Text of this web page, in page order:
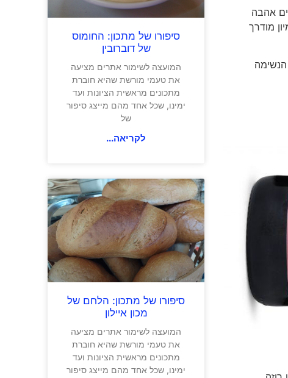
אהבה
מודרך
הנשימה
סיפורו של מתכון: החומוס
של דוברובין
המועצה לשימור אתרים מציעה
את טעמי מורשת שהיא חוברת
מתכונים מראשית הציונות ועד
ימינו, שכל אחד מהם מייצג סיפור
של
לקריאה...
סיפורו של מתכון: הלחם של
מכון איילון
המועצה לשימור אתרים מציעה
את טעמי מורשת שהיא חוברת
מתכונים מראשית הציונות ועד
ימינו, שכל אחד מהם מייצג סיפור